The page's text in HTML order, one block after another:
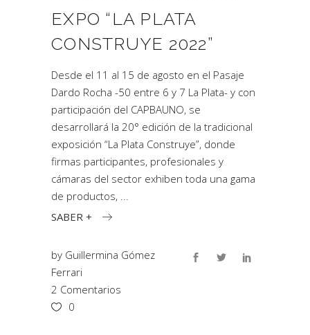
EXPO “LA PLATA
CONSTRUYE 2022”
Desde el 11 al 15 de agosto en el Pasaje
Dardo Rocha -50 entre 6 y 7 La Plata- y con
participación del CAPBAUNO, se
desarrollará la 20° edición de la tradicional
exposición “La Plata Construye”, donde
firmas participantes, profesionales y
cámaras del sector exhiben toda una gama
de productos,
SABER +
by Guillermina Gómez
Ferrari
2 Comentarios
0